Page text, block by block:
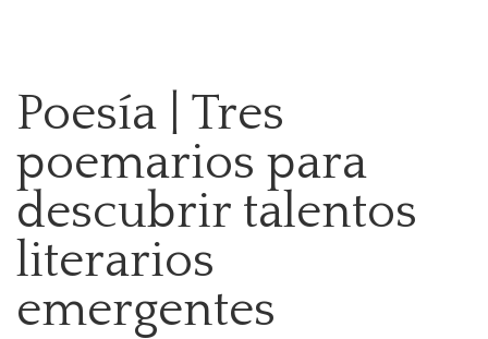
Poesía | Tres
poemarios para
descubrir talentos
literarios
emergentes